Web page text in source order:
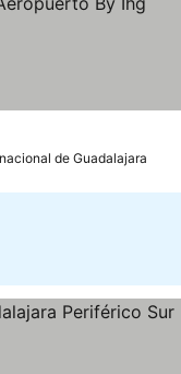
de Guadalajara